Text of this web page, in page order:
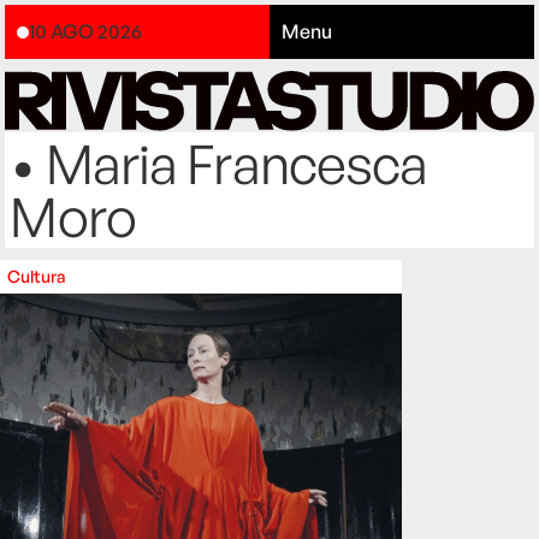
10 AGO 2026 Menu
• Maria Francesca
Moro
Cultura